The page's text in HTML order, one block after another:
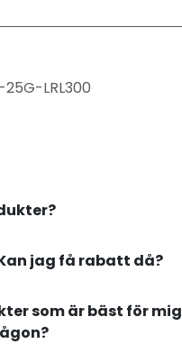
25G-LRL300
jag få rabatt då?
som är bäst för mig